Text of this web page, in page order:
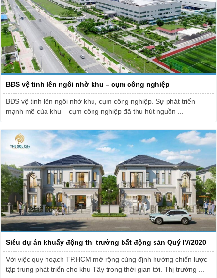
BĐS vệ tinh lên ngôi nhờ khu – cụm công nghiệp
BĐS vệ tinh lên ngôi nhờ khu, cụm công nghiệp. Sự phát triển
mạnh mẽ của khu – cụm công nghiệp đã thu hút nguồn ...
Siêu dự án khuấy động thị trường bất động sản Quý IV/2020
Với việc quy hoạch TP.HCM mở rộng cùng định hướng chiến lược
tập trung phát triển cho khu Tây trong thời gian tới. Thị trường ...